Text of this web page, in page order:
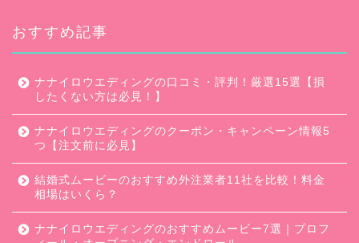
おすすめ記事
ナナイロウエディングの口コミ・評判！厳選15選【損
したくない方は必見！】
ナナイロウエディングのクーポン・キャンペーン情報5
つ【注文前に必見】
結婚式ムービーのおすすめ外注業者11社を比較！料金
相場はいくら？
ナナイロウエディングのおすすめムービー7選｜プロフ